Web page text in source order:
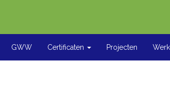
GWW Certificaten Projecten